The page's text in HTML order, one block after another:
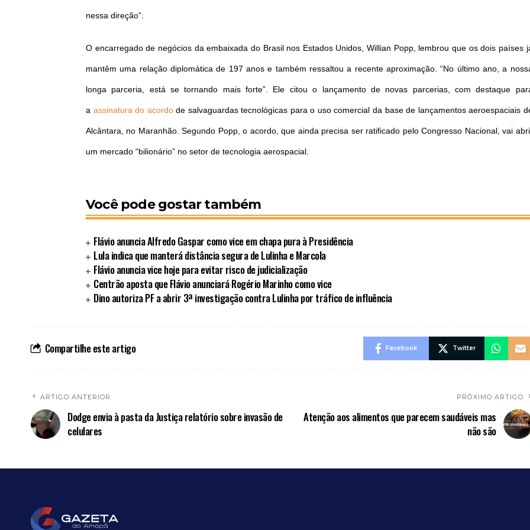
nessa direção”.
O encarregado de negócios da embaixada do Brasil nos Estados Unidos, Willian Popp, lembrou que os dois países
mantêm uma relação diplomática de 197 anos e também ressaltou a recente aproximação. “No último ano, a
longa parceria, está se tornando mais forte”. Ele citou o lançamento de novas parcerias, com destaque
a assinatura do acordode salvaguardas tecnológicas para o uso comercial da base de lançamentos aeroespaciais
Alcântara, no Maranhão. Segundo Popp, o acordo, que ainda precisa ser ratificado pelo Congresso Nacional, vai
um mercado “bilionário” no setor de tecnologia aerospacial.
Você pode gostar também
Flávio anuncia Alfredo Gaspar como vice em chapa pura à Presidência
Lula indica que manterá distância segura de Lulinha e Marcola
Flávio anuncia vice hoje para evitar risco de judicialização
Centrão aposta que Flávio anunciará Rogério Marinho como vice
Dino autoriza PF a abrir 3ª investigação contra Lulinha por tráfico de influência
Compartilhe este artigo Facebook Twitter
ARTIGO ANTERIOR
Dodge envia à pasta da Justiça relatório sobre invasão de
celulares
PRÓXIMO ARTIGO
Atenção aos alimentos que parecem saudáveis mas
não são